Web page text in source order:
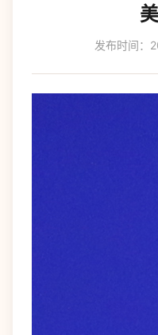
发布时间：